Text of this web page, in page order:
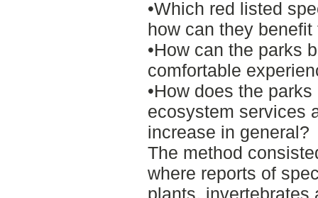
•Which red listed
how can they
•How can the parks
comfortable
•How does the
ecosystem services
increase in general?
The method
where reports of
plants, invertebrates